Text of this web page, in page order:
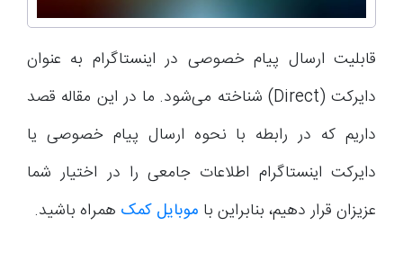
قابلیت ارسال پیام خصوصی در اینستاگرام به عنوان
دایرکت (Direct) شناخته می‌شود. ما در این مقاله قصد
داریم که در رابطه با نحوه ارسال پیام خصوصی یا
دایرکت اینستاگرام اطلاعات جامعی را در اختیار شما
عزیزان قرار دهیم، بنابراین با موبایل کمک همراه باشید.